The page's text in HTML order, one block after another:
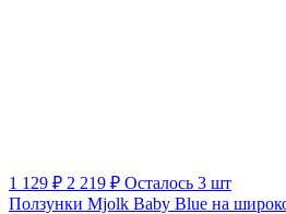
1 129 ₽ 2 219 ₽ Осталось 3 шт
Ползунки Mjolk Baby Blue на